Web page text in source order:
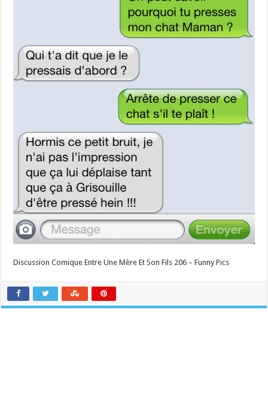
Discussion Comique Entre Une Mère Et Son Fils 206 – Funny Pics